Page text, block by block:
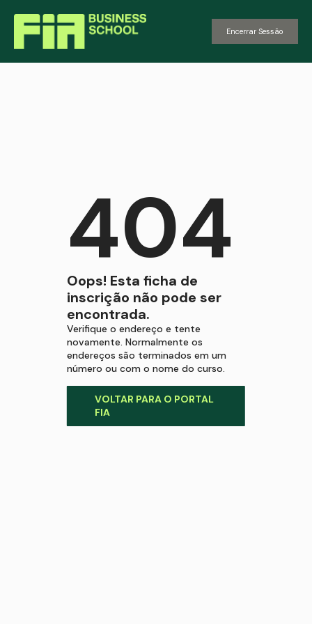
Encerrar Sessão
404
Oops! Esta ficha de
inscrição não pode ser
encontrada.
Verifique o endereço e tente
novamente. Normalmente os
endereços são terminados em um
número ou com o nome do curso.
VOLTAR PARA O PORTAL
FIA